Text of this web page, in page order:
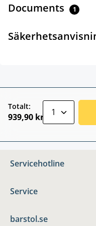
Documents 1
Totalt:
939,90 kr
Servicehotline
Service
barstol.se